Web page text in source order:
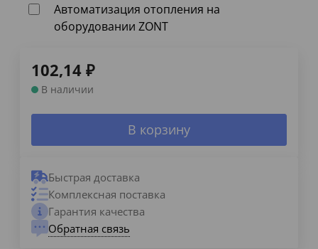
Автоматизация отопления на
оборудовании ZONT
102,14 ₽
В наличии
В корзину
Быстрая доставка
Комплексная поставка
Гарантия качества
Обратная связь